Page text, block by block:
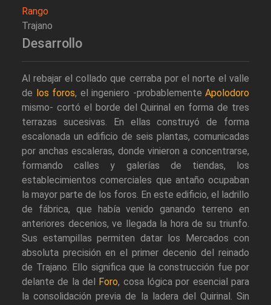
Rango
Trajano
Desarrollo
Al rebajar el collado que cerraba por el norte el valle
de los foros, el ingeniero -probablemente Apolodoro
mismo- cortó el borde del Quirinal en forma de tres
terrazas sucesivas. En ellas construyó de forma
escalonada un edificio de seis plantas, comunicadas
por anchas escaleras, donde vinieron a concentrarse,
formando calles y galerías de tiendas, los
establecimientos comerciales que antaño ocupaban
la mayor parte de los foros. En este edificio, el ladrillo
de fábrica, que había venido ganando terreno en
anteriores decenios, ve llegada la hora de su triunfo.
Sus estampillas permiten datar los Mercados con
absoluta precisión en el primer decenio del reinado
de Trajano. Ello significa que la construcción fue por
delante de la del
Foro, cosa lógica por esencial para
la consolidación previa de la ladera del Quirinal. Sin